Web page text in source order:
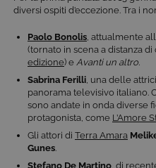
diversi ospiti d’eccezione. Tra i
Paolo Bonolis , attualmente
(tornato in scena a distanza di
edizione) e Avanti un altro.
Sabrina Ferilli , una delle
panorama televisivo italiano.
sono andate in onda diverse
protagonista, come L’Amore
Gli attori di Terra Amara
Gunes
Stefano De Martino , di